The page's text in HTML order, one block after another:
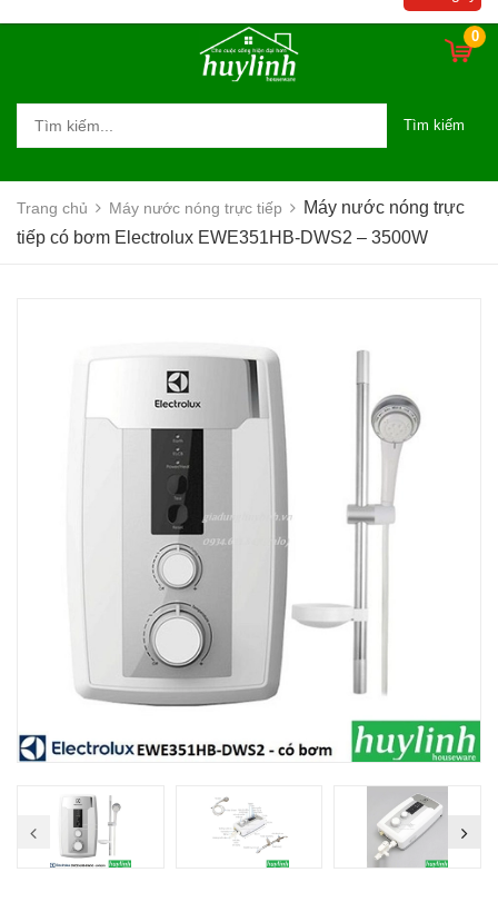
0
Tìm kiếm
Trang chủ Máy nước nóng trực tiếp
Máy nước nóng trực
tiếp có bơm Electrolux EWE351HB-DWS2 – 3500W